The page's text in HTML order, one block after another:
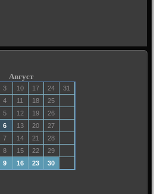
Август
3 10 17 24
31
4 11 18
25
5 12 19
26
6 13 20
27
7 14 21
28
8 15 22
29
9 16 23 30